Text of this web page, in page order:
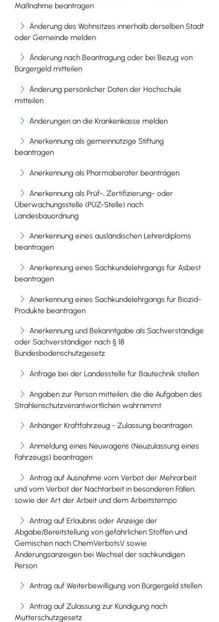
Maßnahme beantragen
Änderung des Wohnsitzes innerhalb derselben Stadt
oder Gemeinde melden
Änderung nach Beantragung oder bei Bezug von
Bürgergeld mitteilen
Änderung persönlicher Daten der Hochschule
mitteilen
Änderungen an die Krankenkasse melden
Anerkennung als gemeinnützige Stiftung
beantragen
Anerkennung als Pharmaberater beantragen
Anerkennung als Prüf-, Zertifizierung- oder
Überwachungsstelle (PÜZ-Stelle) nach
Landesbauordnung
Anerkennung eines ausländischen Lehrerdiploms
beantragen
Anerkennung eines Sachkundelehrgangs für Asbest
beantragen
Anerkennung eines Sachkundelehrgangs für Biozid-
Produkte beantragen
Anerkennung und Bekanntgabe als Sachverständige
oder Sachverständiger nach § 18
Bundesbodenschutzgesetz
Anfrage bei der Landesstelle für Bautechnik stellen
Angaben zur Person mitteilen, die die Aufgaben des
Strahlenschutzverantwortlichen wahrnimmt
Anhänger Kraftfahrzeug - Zulassung beantragen
Anmeldung eines Neuwagens (Neuzulassung eines
Fahrzeugs) beantragen
Antrag auf Ausnahme vom Verbot der Mehrarbeit
und vom Verbot der Nachtarbeit in besonderen Fällen,
sowie der Art der Arbeit und dem Arbeitstempo
Antrag auf Erlaubnis oder Anzeige der
Abgabe/Bereitstellung von gefährlichen Stoffen und
Gemischen nach ChemVerbotsV sowie
Änderungsanzeigen bei Wechsel der sachkundigen
Person
Antrag auf Weiterbewilligung von Bürgergeld stellen
Antrag auf Zulassung zur Kündigung nach
Mutterschutzgesetz